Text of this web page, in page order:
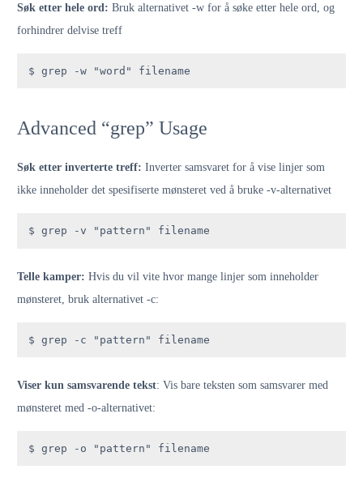
Søk etter hele ord: Bruk alternativet -w for å søke etter hele ord, og
forhindrer delvise treff
$ grep -w "word" filename
Advanced “grep” Usage
Søk etter inverterte treff: Inverter samsvaret for å vise linjer som
ikke inneholder det spesifiserte mønsteret ved å bruke -v-alternativet
$ grep -v "pattern" filename
Telle kamper: Hvis du vil vite hvor mange linjer som inneholder
mønsteret, bruk alternativet -c:
$ grep -c "pattern" filename
Viser kun samsvarende tekst: Vis bare teksten som samsvarer med
mønsteret med -o-alternativet:
$ grep -o "pattern" filename